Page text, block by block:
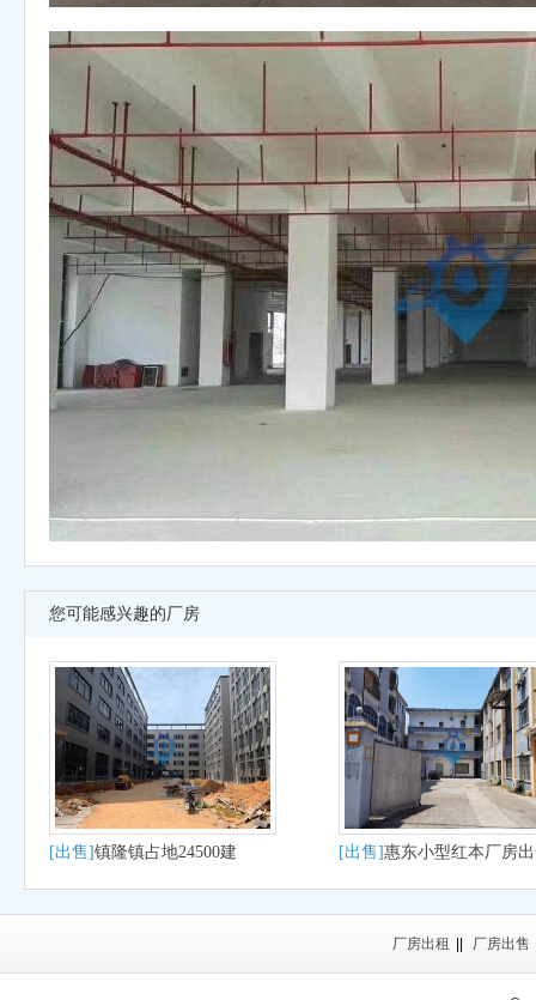
您可能感兴趣的厂房
[出售]镇隆镇占地24500建
56960国有厂房出售
[出售]惠东小型红本厂房
厂房出租 厂房出售